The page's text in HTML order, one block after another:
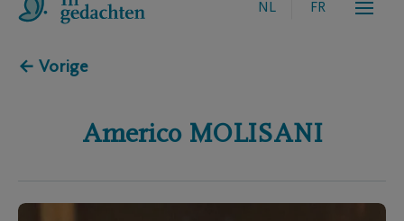
NL FR
← Vorige
Americo MOLISANI